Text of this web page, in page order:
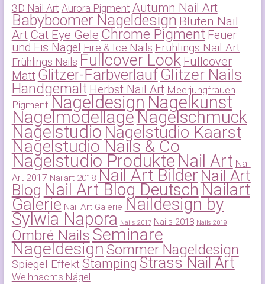
3D Nail Art Aurora Pigment Autumn Nail Art
Babyboomer Nageldesign Blüten Nail
Art Cat Eye Gele Chrome Pigment Feuer
und Eis Nägel Fire & Ice Nails Frühlings Nail Art
Frühlings Nails Fullcover Look Fullcover
Matt Glitzer-Farbverlauf Glitzer Nails
Handgemalt Herbst Nail Art Meerjungfrauen
Pigment Nageldesign Nagelkunst
NagelmodellageNagelschmuck
Nagelstudio Nagelstudio Kaarst
Nagelstudio Nails & Co
Nagelstudio ProdukteNail Art Nail
Art 2017 Nailart 2018 Nail Art Bilder Nail Art
Blog Nail Art Blog DeutschNailart
Galerie Nail Art Galerie Naildesign by
Sylwia Napora Nails 2017 Nails 2018 Nails 2019
Ombré Nails Seminare
NageldesignSommer Nageldesign
Spiegel Effekt Stamping Strass Nail Art
Weihnachts Nägel